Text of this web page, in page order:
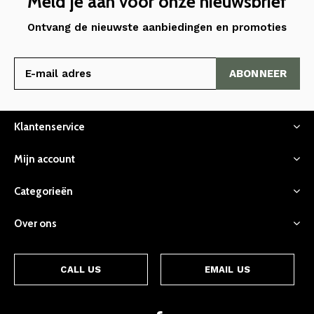
Ontvang de nieuwste aanbiedingen en promoties
ABONNEER
Klantenservice
Mijn account
Categorieën
Over ons
CALL US EMAIL US